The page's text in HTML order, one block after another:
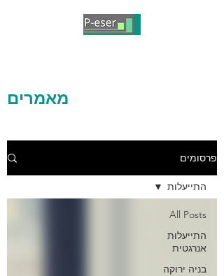
מאמרים
פרסומים
All Posts
התייעלות
אנרגטית
בניה ירוקה
התייעלות